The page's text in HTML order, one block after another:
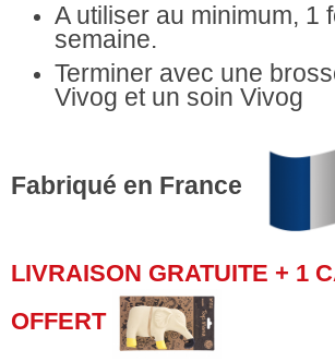
A utiliser au minimum, 1
semaine.
Terminer avec une
Vivog et un soin Vivog
Fabriqué en France
LIVRAISON GRATUITE + 1
OFFERT